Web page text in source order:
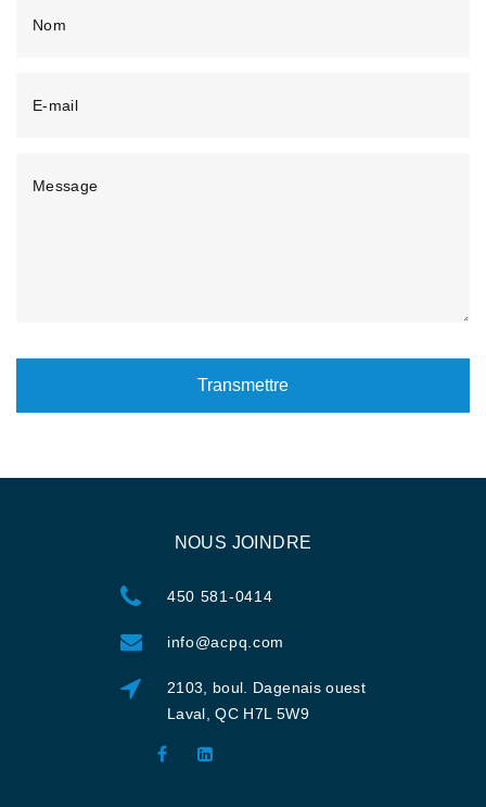
Nom
E-mail
Message
Transmettre
NOUS JOINDRE
450 581-0414
info@acpq.com
2103, boul. Dagenais ouest
Laval, QC H7L 5W9